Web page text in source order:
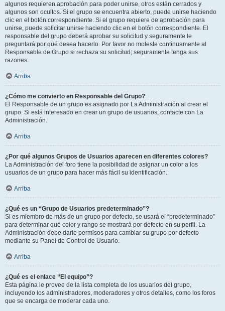
algunos requieren aprobación para poder unirse, otros están cerrados y
algunos son ocultos. Si el grupo se encuentra abierto, puede unirse haciendo
clic en el botón correspondiente. Si el grupo requiere de aprobación para
unirse, puede solicitar unirse haciendo clic en el botón correspondiente. El
responsable del grupo deberá aprobar su solicitud y seguramente le
preguntará por qué desea hacerlo. Por favor no moleste continuamente al
Responsable de Grupo si rechaza su solicitud; seguramente tenga sus
razones.
Arriba
¿Cómo me convierto en Responsable del Grupo?
El Responsable de un grupo es asignado por La Administración al crear el
grupo. Si está interesado en crear un grupo de usuarios, contacte con La
Administración.
Arriba
¿Por qué algunos Grupos de Usuarios aparecen en diferentes colores?
La Administración del foro tiene la posibilidad de asignar un color a los
usuarios de un grupo para hacer más fácil su identificación.
Arriba
¿Qué es un “Grupo de Usuarios predeterminado”?
Si es miembro de más de un grupo por defecto, se usará el “predeterminado”
para determinar qué color y rango se mostrará por defecto en su perfil. La
Administración debe darle permisos para cambiar su grupo por defecto
mediante su Panel de Control de Usuario.
Arriba
¿Qué es el enlace “El equipo”?
Esta página le provee de la lista completa de los usuarios del grupo,
incluyendo los administradores, moderadores y otros detalles, como los foros
que se encarga de moderar cada uno.